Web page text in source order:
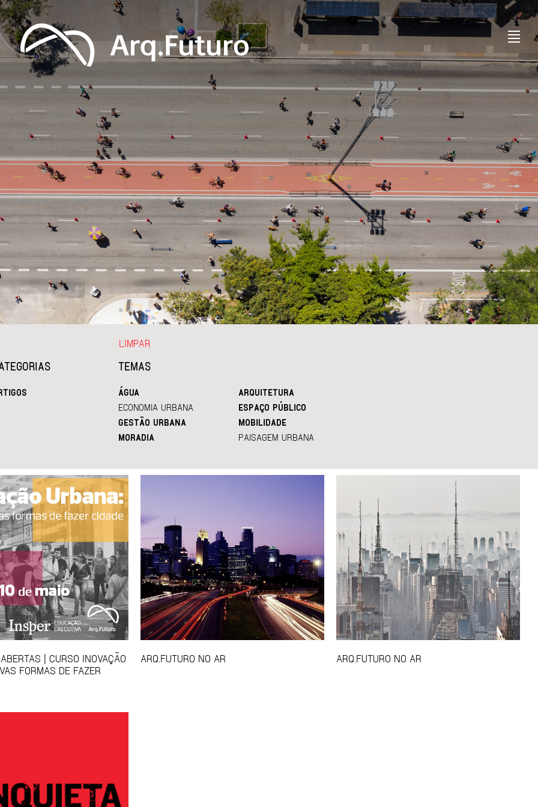
TEMAS
ÁGUA
ARQUITETURA
ECONOMIA URBANA
ESPAÇO PÚBLICO
GESTÃO URBANA
MOBILIDADE
MORADIA
PAISAGEM URBANA
LIMPAR
| CURSO INOVAÇÃO
FORMAS DE FAZER
ARQ.FUTURO NO AR ARQ.FUTURO NO AR